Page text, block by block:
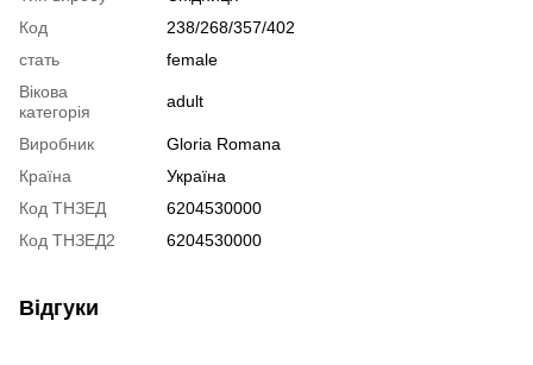
Код
238/268/357/402
стать
female
Вікова
категорія
adult
Виробник
Gloria Romana
Країна
Україна
Код ТНЗЕД
6204530000
Код ТНЗЕД2
6204530000
Відгуки